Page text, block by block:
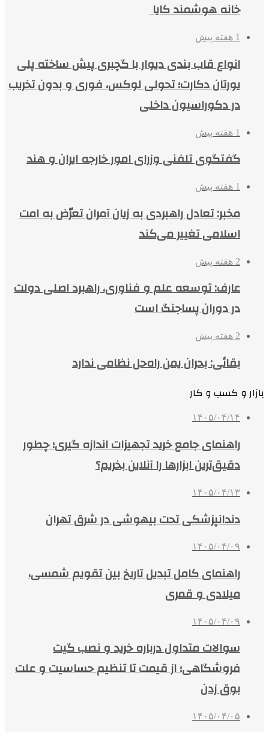
خانه هوشمند کایا
1 هفته پیش
انواع قاب بندی دیوار با گچبری پیش ساخته پلی
یورتان دکارت؛ تحولی لوکس، فوری و بدون تخریب
در دکوراسیون داخلی
1 هفته پیش
گفتگوی تلفنی وزرای امور خارجه ایران و هند
1 هفته پیش
مخبر: تعادل راهبردی به زیان آمران تعرّض به امت
اسلامی تغییر می‌کند
2 هفته پیش
عارف: توسعه علم و فناوری، راهبرد اصلی دولت
در دوران پساجنگ است
2 هفته پیش
بقائی: بحران یمن راه‌حل نظامی ندارد
بازار و کسب و کار
۱۴۰۵/۰۴/۱۴
راهنمای جامع خرید تجهیزات اندازه گیری؛ چطور
دقیق‌ترین ابزارها را آنلاین بخریم؟
۱۴۰۵/۰۴/۱۳
دندانپزشکی تحت بیهوشی در شرق تهران
۱۴۰۵/۰۴/۰۹
راهنمای کامل تبدیل تاریخ بین تقویم شمسی،
میلادی و قمری
۱۴۰۵/۰۴/۰۹
سوالات متداول درباره خرید و نصب گیت
فروشگاهی؛ از قیمت تا تنظیم حساسیت و علت
بوق زدن
۱۴۰۵/۰۴/۰۵